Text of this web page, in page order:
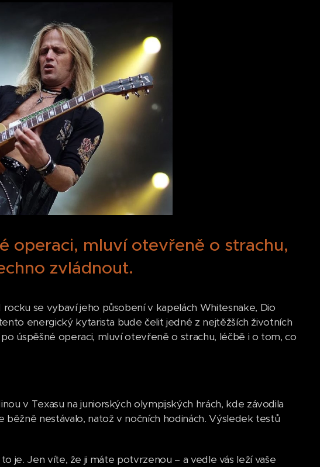
operaci, mluví otevřeně o strachu,
zvládnout.
se vybaví jeho působení v kapelách Whitesnake, Dio
energický kytarista bude čelit jedné z nejtěžších životních
úspěšné operaci, mluví otevřeně o strachu, léčbě i o tom, co
v Texasu na juniorských olympijských hrách, kde závodila
nestávalo, natož v nočních hodinách. Výsledek testů
je. Jen víte, že ji máte potvrzenou – a vedle vás leží vaše